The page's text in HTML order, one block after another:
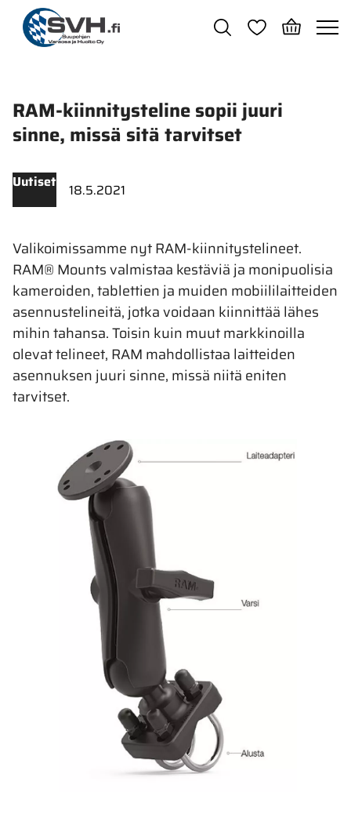
Siirry pääsisältöön
RAM-kiinnitysteline sopii juuri
sinne, missä sitä tarvitset
Uutiset 18.5.2021
Valikoimissamme nyt RAM-kiinnitystelineet.
RAM® Mounts valmistaa kestäviä ja monipuolisia
kameroiden, tablettien ja muiden mobiililaitteiden
asennustelineitä, jotka voidaan kiinnittää lähes
mihin tahansa. Toisin kuin muut markkinoilla
olevat telineet, RAM mahdollistaa laitteiden
asennuksen juuri sinne, missä niitä eniten
tarvitset.